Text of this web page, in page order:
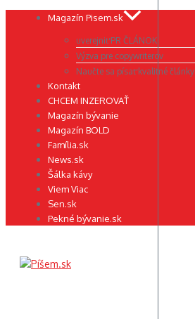
Preskočiť Magazín Pisem.sk
uverejniť PR ČLÁNOK
Výzva pre copywriterov
Naučte sa písať kvalitné články
Kontakt
CHCEM INZEROVAŤ
Magazín bývanie
Magazín BOLD
Família.sk
News.sk
Šálka kávy
Viem Viac
Sen.sk
Pekné bývanie.sk